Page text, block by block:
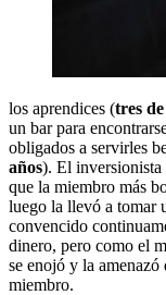
los aprendices (tres
un bar para
obligados a servirles
años). El inversionista
que la miembro más
luego la llevó a tomar
convencido
dinero, pero como el
se enojó y la
miembro.